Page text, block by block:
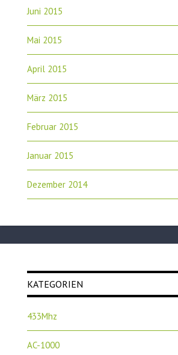
Juni 2015
Mai 2015
April 2015
März 2015
Februar 2015
Januar 2015
Dezember 2014
KATEGORIEN
433Mhz
AC-1000